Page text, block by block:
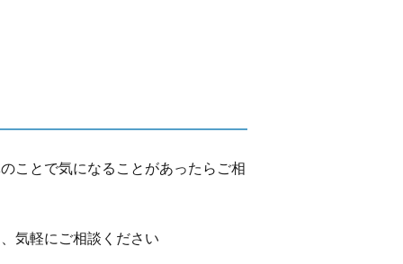
ことで気になることがあったらご相
気軽にご相談ください